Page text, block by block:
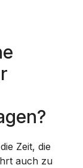
Zeit, die
auch zu